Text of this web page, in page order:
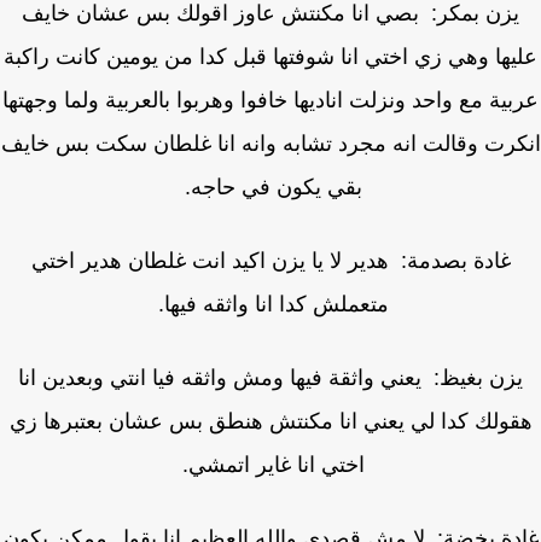
يزن بمكر: بصي انا مكنتش عاوز اقولك بس عشان خايف
وهي زي اختي انا شوفتها قبل كدا من يومين كانت راكبة
مع واحد ونزلت اناديها خافوا وهربوا بالعربية ولما وجهتها
وقالت انه مجرد تشابه وانه انا غلطان سكت بس خايف
بقي يكون في حاجه.
غادة بصدمة: هدير لا يا يزن اكيد انت غلطان هدير اختي
متعملش كدا انا واثقه فيها.
بغيظ: يعني واثقة فيها ومش واثقه فيا انتي وبعدين انا
كدا لي يعني انا مكنتش هنطق بس عشان بعتبرها زي
اختي انا غاير اتمشي.